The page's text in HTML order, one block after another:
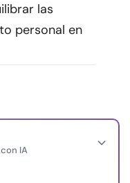
reservados.
las
personal en
IA